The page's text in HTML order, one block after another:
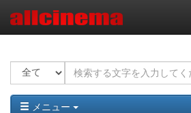
メニュー